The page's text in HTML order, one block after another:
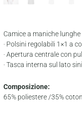
Camice a maniche lunghe
· Polsini regolabili 1×1 a
· Apertura centrale con
· Tasca interna sul lato
Composizione:
65% poliestere /35%